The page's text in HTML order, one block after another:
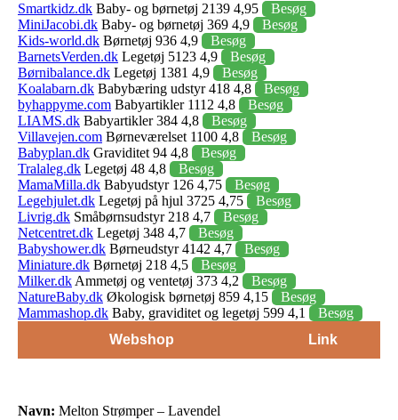
Smartkidz.dk Baby- og børnetøj 2139 4,95
Besøg
MiniJacobi.dk Baby- og børnetøj 369 4,9
Besøg
Kids-world.dk Børnetøj 936 4,9
Besøg
BarnetsVerden.dk Legetøj 5123 4,9
Besøg
Børnibalance.dk Legetøj 1381 4,9
Besøg
Koalabarn.dk Babybæring udstyr 418 4,8
Besøg
byhappyme.com Babyartikler 1112 4,8
Besøg
LIAMS.dk Babyartikler 384 4,8
Besøg
Villavejen.com Børneværelset 1100 4,8
Besøg
Babyplan.dk Graviditet 94 4,8
Besøg
Tralaleg.dk Legetøj 48 4,8
Besøg
MamaMilla.dk Babyudstyr 126 4,75
Besøg
Legehjulet.dk Legetøj på hjul 3725 4,75
Besøg
Livrig.dk Småbørnsudstyr 218 4,7
Besøg
Netcentret.dk Legetøj 348 4,7
Besøg
Babyshower.dk Børneudstyr 4142 4,7
Besøg
Miniature.dk Børnetøj 218 4,5
Besøg
Milker.dkAmmetøj og ventetøj 373 4,2
Besøg
NatureBaby.dk Økologisk børnetøj 859 4,15
Besøg
Mammashop.dk Baby, graviditet og legetøj 599 4,1
Besøg
Webshop
Link
Navn: Melton Strømper – Lavendel